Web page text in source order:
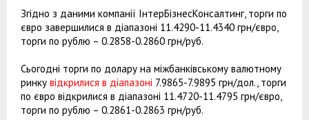
Згідно з даними компанії ІнтерБізнесКонсалтинг, торги по
євро завершилися в діапазоні 11.4290-11.4340 грн/євро,
торги по рублю – 0.2858-0.2860 грн/руб.
Сьогодні торги по долару на міжбанківському валютному
ринку відкрилися в діапазоні 7.9865-7.9895 грн/дол., торги
по євро відкрилися в діапазоні 11.4720-11.4795 грн/євро,
торги по рублю – 0.2861-0.2863 грн/руб.